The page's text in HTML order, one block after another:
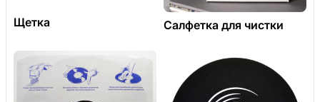
Щетка Салфетка для чистки